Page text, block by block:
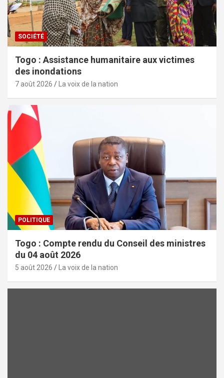
SOCIÉTÉ
Togo : Assistance humanitaire aux victimes
des inondations
7 août 2026 La voix de la nation
POLITIQUE
Togo : Compte rendu du Conseil des ministres
du 04 août 2026
5 août 2026 La voix de la nation